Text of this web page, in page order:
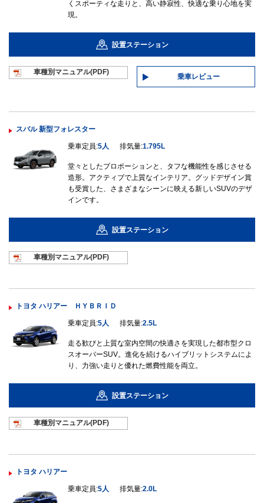
くスポーティな走りと、高い静寂性、快適な乗り心地を実
現。
設置ステーション
車種別マニュアル(PDF)
乗車レビュー
スバル 新型フォレスター
乗車定員:5人 排気量:1.795L
堂々としたプロポーションと、タフな機能性を感じさせる
造形。アクティブで上質なインテリア。グッドデザイン賞
も受賞した、さまざまなシーンに映える新しいSUVのデザ
インです。
設置ステーション
車種別マニュアル(PDF)
トヨタ ハリアー ＨＹＢＲＩＤ
乗車定員:5人 排気量:2.5L
走る歓びと上質な室内空間の快適さを実現した都市型クロ
スオーバーSUV。進化を続けるハイブリットシステムによ
り、力強い走りと優れた燃費性能を両立。
設置ステーション
車種別マニュアル(PDF)
トヨタ ハリアー
乗車定員:5人 排気量:2.0L